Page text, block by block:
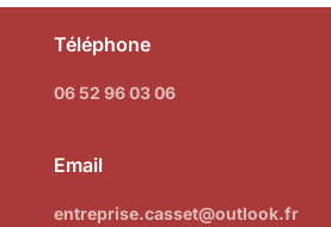
Téléphone
06 52 96 03 06
Email
entreprise.casset@outlook.fr